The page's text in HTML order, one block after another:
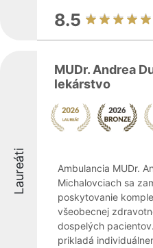
8.5
Laureáti
MUDr. Andrea
lekárstvo
Ambulancia MUDr.
Michalovciach sa
poskytovanie
všeobecnej
dospelých
prikladá